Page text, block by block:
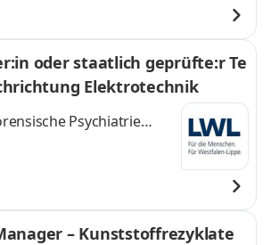
oder staatlich geprüfte:r Te
Elektrotechnik
Psychiatrie
Rasch-Klinik
– Kunststoffrezyklate